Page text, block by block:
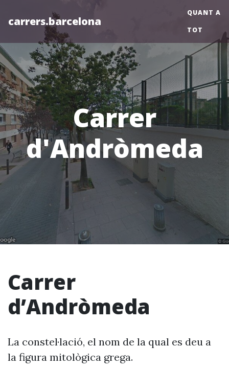
carrers.barcelona
QUANT A
TOT
Carrer
d'Andròmeda
Carrer
d’Andròmeda
La constel·lació, el nom de la qual es deu a
la figura mitològica grega.